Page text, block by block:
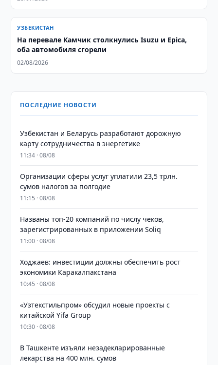
УЗБЕКИСТАН
На перевале Камчик столкнулись Isuzu и Epica,
оба автомобиля сгорели
02/08/2026
ПОСЛЕДНИЕ НОВОСТИ
Узбекистан и Беларусь разработают дорожную
карту сотрудничества в энергетике
11:34 · 08/08
Организации сферы услуг уплатили 23,5 трлн.
сумов налогов за полгодие
11:15 · 08/08
Названы топ-20 компаний по числу чеков,
зарегистрированных в приложении Soliq
11:00 · 08/08
Ходжаев: инвестиции должны обеспечить рост
экономики Каракалпакстана
10:45 · 08/08
«Узтекстильпром» обсудил новые проекты с
китайской Yifa Group
10:30 · 08/08
​​​​​​​В Ташкенте изъяли незадекларированные
лекарства на 400 млн. сумов